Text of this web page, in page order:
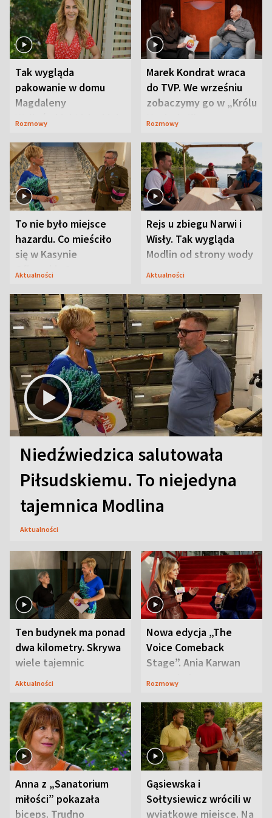
Tak wygląda
pakowanie w domu
Magdaleny
Waligórskiej-Lisieckiej.
Rozmowy
Marek Kondrat wraca
do TVP. We wrześniu
zobaczymy go w „Królu
Maciusiu I”
Rozmowy
To nie było miejsce
hazardu. Co mieściło
się w Kasynie
Oficerskim?
Aktualności
Rejs u zbiegu Narwi i
Wisły. Tak wygląda
Modlin od strony wody
Aktualności
Niedźwiedzica salutowała
Piłsudskiemu. To niejedyna
tajemnica Modlina
Aktualności
Ten budynek ma ponad
dwa kilometry. Skrywa
wiele tajemnic
Aktualności
Nowa edycja „The
Voice Comeback
Stage”. Ania Karwan
zapowiada
Rozmowy
Anna z „Sanatorium
miłości” pokazała
biceps. Trudno
Gąsiewska i
Sołtysiewicz wrócili w
wyjątkowe miejsce. Na